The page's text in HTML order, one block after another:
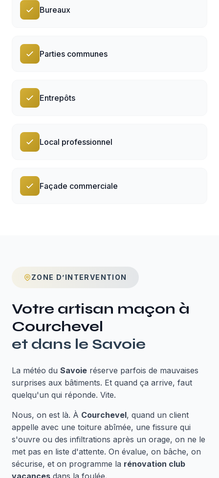
Bureaux
Parties communes
Entrepôts
Local professionnel
Façade commerciale
ZONE D’INTERVENTION
Votre artisan maçon à
Courchevel
et dans le Savoie
La météo du Savoie réserve parfois de mauvaises
surprises aux bâtiments. Et quand ça arrive, faut
quelqu'un qui réponde. Vite.
Nous, on est là. À Courchevel, quand un client
appelle avec une toiture abîmée, une fissure qui
s'ouvre ou des infiltrations après un orage, on ne le
met pas en liste d'attente. On évalue, on bâche, on
sécurise, et on programme la rénovation club
vacances dans la foulée.